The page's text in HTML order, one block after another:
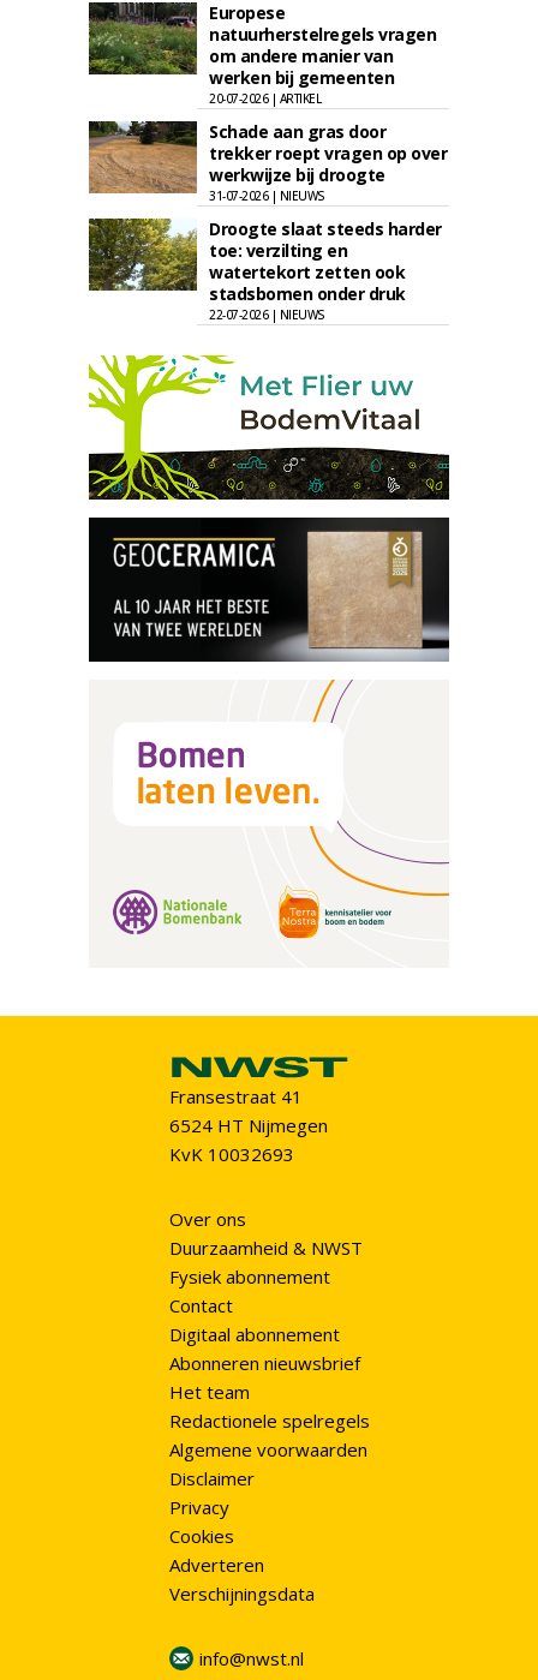
Europese
natuurherstelregels vragen
om andere manier van
werken bij gemeenten
20-07-2026 | ARTIKEL
Schade aan gras door
trekker roept vragen op over
werkwijze bij droogte
31-07-2026 | NIEUWS
Droogte slaat steeds harder
toe: verzilting en
watertekort zetten ook
stadsbomen onder druk
22-07-2026 | NIEUWS
Fransestraat 41
6524 HT Nijmegen
KvK 10032693
Over ons
Duurzaamheid & NWST
Fysiek abonnement
Contact
Digitaal abonnement
Abonneren nieuwsbrief
Het team
Redactionele spelregels
Algemene voorwaarden
Disclaimer
Privacy
Cookies
Adverteren
Verschijningsdata
info@nwst.nl